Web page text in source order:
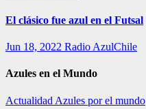
El clásico fue azul en el Futsal
Jun 18, 2022 Radio AzulChile
Azules en el Mundo
Actualidad Azules por el mundo